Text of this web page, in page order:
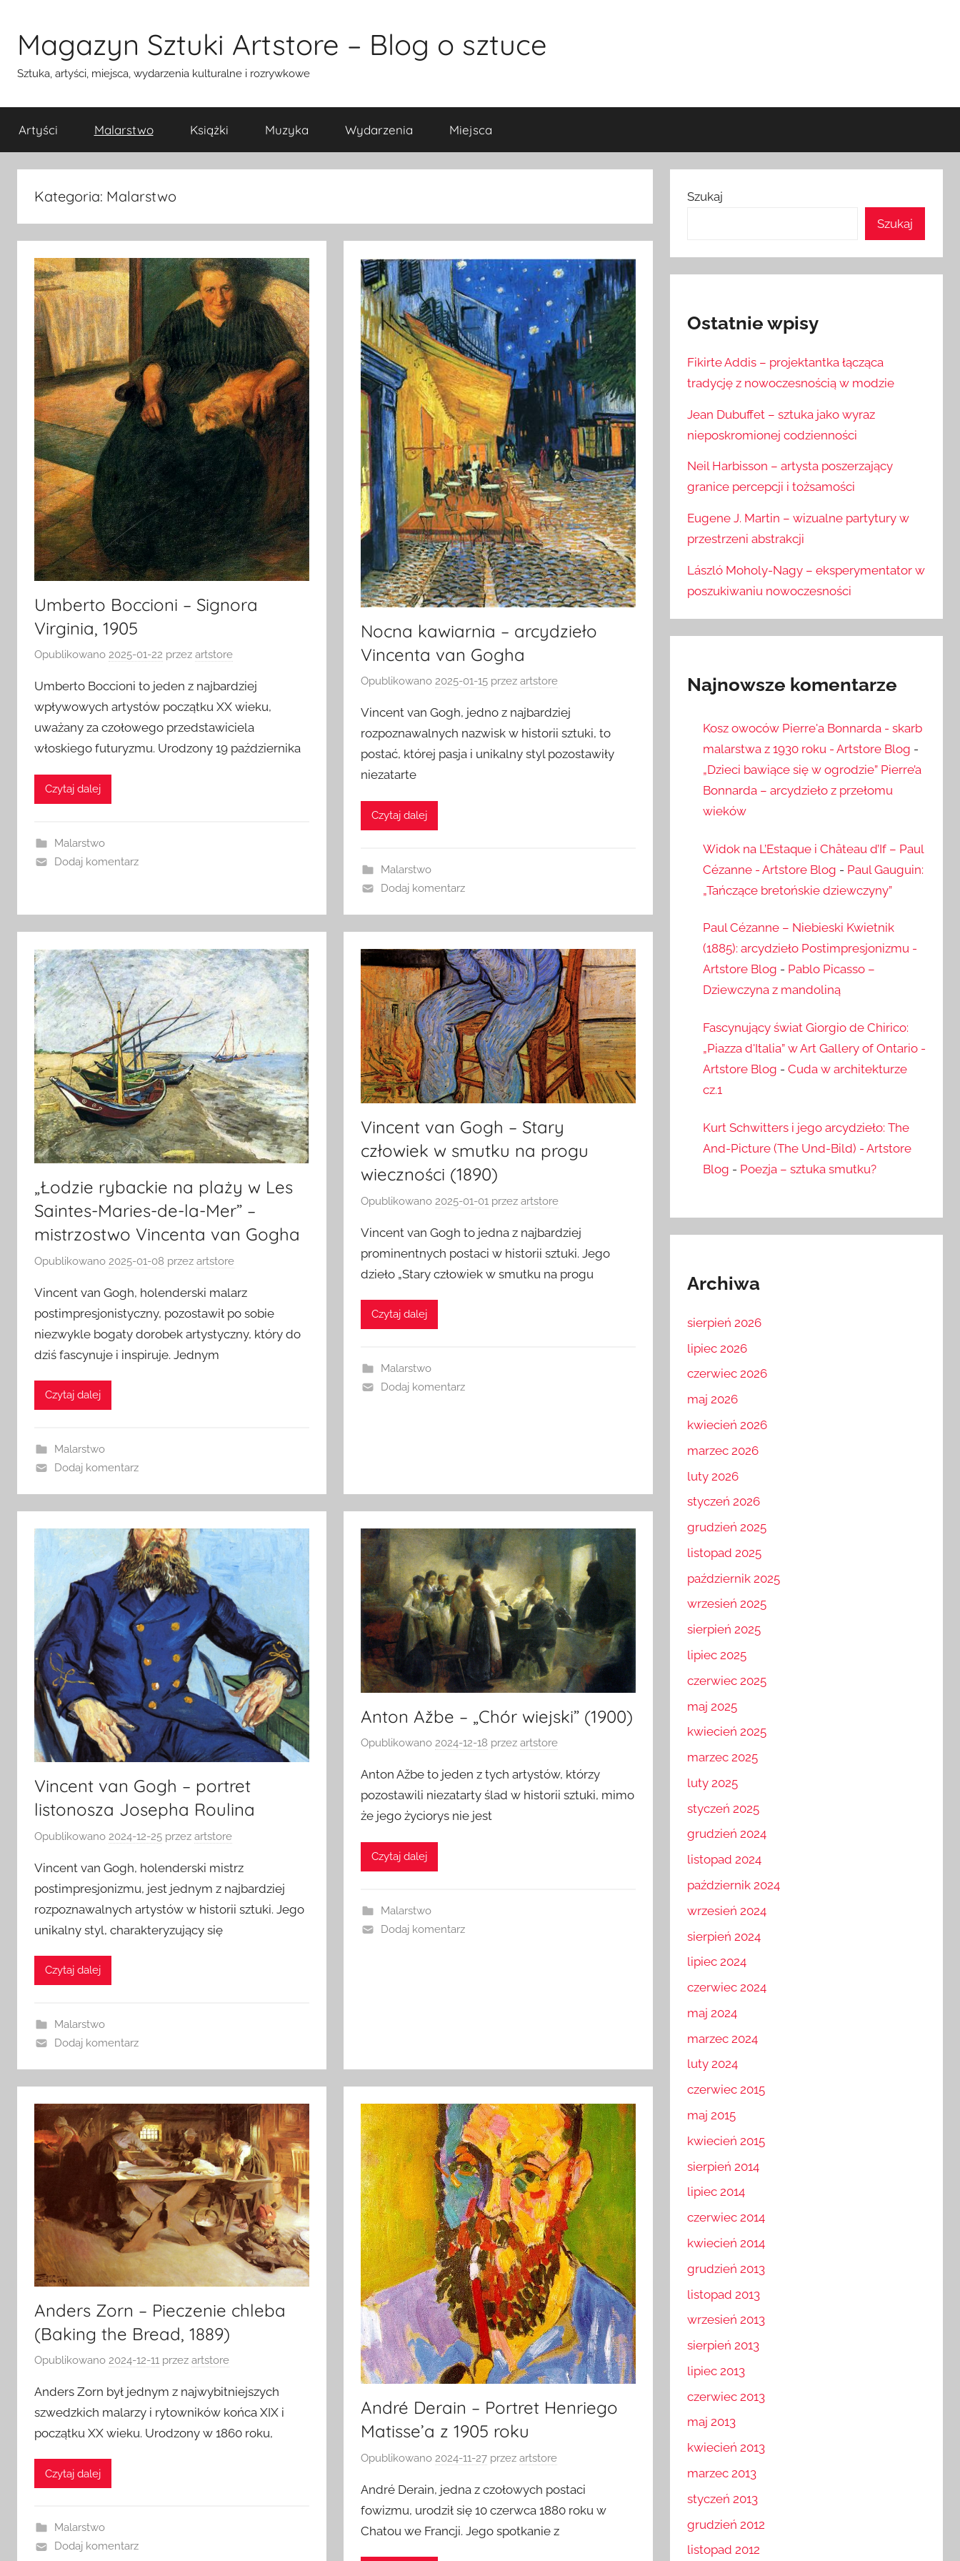
treściMagazyn Sztuki Artstore – Blog o sztuce
Sztuka, artyści, miejsca, wydarzenia kulturalne i rozrywkowe
Artyści Malarstwo Książki Muzyka Wydarzenia Miejsca
Kategoria: Malarstwo
Umberto Boccioni – Signora
Virginia, 1905
Opublikowano 2025-01-22 przez artstore
Umberto Boccioni to jeden z najbardziej
wpływowych artystów początku XX wieku,
uważany za czołowego przedstawiciela
włoskiego futuryzmu. Urodzony 19 października
Czytaj dalej
Malarstwo
Dodaj komentarz
Nocna kawiarnia – arcydzieło
Vincenta van Gogha
Opublikowano2025-01-15 przezartstore
Vincent van Gogh, jedno z najbardziej
rozpoznawalnych nazwisk w historii sztuki, to
postać, której pasja i unikalny styl pozostawiły
niezatarte
Czytaj dalej
Malarstwo
Dodaj komentarz
„Łodzie rybackie na plaży w Les
Saintes-Maries-de-la-Mer” –
mistrzostwo Vincenta van Gogha
Opublikowano 2025-01-08 przez artstore
Vincent van Gogh, holenderski malarz
postimpresjonistyczny, pozostawił po sobie
niezwykle bogaty dorobek artystyczny, który do
dziś fascynuje i inspiruje. Jednym
Czytaj dalej
Malarstwo
Dodaj komentarz
Vincent van Gogh – Stary
człowiek w smutku na progu
wieczności (1890)
Opublikowano2025-01-01 przezartstore
Vincent van Gogh to jedna z najbardziej
prominentnych postaci w historii sztuki. Jego
dzieło „Stary człowiek w smutku na progu
Czytaj dalej
Malarstwo
Dodaj komentarz
Vincent van Gogh – portret
listonosza Josepha Roulina
Opublikowano 2024-12-25 przez artstore
Vincent van Gogh, holenderski mistrz
postimpresjonizmu, jest jednym z najbardziej
rozpoznawalnych artystów w historii sztuki. Jego
unikalny styl, charakteryzujący się
Czytaj dalej
Malarstwo
Dodaj komentarz
Anton Ažbe – „Chór wiejski” (1900)
Opublikowano2024-12-18 przezartstore
Anton Ažbe to jeden z tych artystów, którzy
pozostawili niezatarty ślad w historii sztuki, mimo
że jego życiorys nie jest
Czytaj dalej
Malarstwo
Dodaj komentarz
Anders Zorn – Pieczenie chleba
(Baking the Bread, 1889)
Opublikowano 2024-12-11 przez artstore
Anders Zorn był jednym z najwybitniejszych
szwedzkich malarzy i rytowników końca XIX i
początku XX wieku. Urodzony w 1860 roku,
Czytaj dalej
Malarstwo
Dodaj komentarz
André Derain – Portret Henriego
Matisse’a z 1905 roku
Opublikowano2024-11-27 przezartstore
André Derain, jedna z czołowych postaci
fowizmu, urodził się 10 czerwca 1880 roku w
Chatou we Francji. Jego spotkanie z
Szukaj
Szukaj
Ostatnie wpisy
Fikirte Addis – projektantka łącząca
tradycję z nowoczesnością w modzie
Jean Dubuffet – sztuka jako wyraz
nieposkromionej codzienności
Neil Harbisson – artysta poszerzający
granice percepcji i tożsamości
Eugene J. Martin – wizualne partytury w
przestrzeni abstrakcji
László Moholy-Nagy – eksperymentator w
poszukiwaniu nowoczesności
Najnowsze komentarze
Kosz owoców Pierre'a Bonnarda - skarb
malarstwa z 1930 roku - Artstore Blog -
„Dzieci bawiące się w ogrodzie” Pierre’a
Bonnarda – arcydzieło z przełomu
wieków
Widok na L’Estaque i Château d’If – Paul
Cézanne - Artstore Blog - Paul Gauguin:
„Tańczące bretońskie dziewczyny”
Paul Cézanne – Niebieski Kwietnik
(1885): arcydzieło Postimpresjonizmu -
Artstore Blog - Pablo Picasso –
Dziewczyna z mandoliną
Fascynujący świat Giorgio de Chirico:
„Piazza d'Italia” w Art Gallery of Ontario -
Artstore Blog - Cuda w architekturze
cz.1
Kurt Schwitters i jego arcydzieło: The
And-Picture (The Und-Bild) - Artstore
Blog - Poezja – sztuka smutku?
Archiwa
sierpień 2026
lipiec 2026
czerwiec 2026
maj 2026
kwiecień 2026
marzec 2026
luty 2026
styczeń 2026
grudzień 2025
listopad 2025
październik 2025
wrzesień 2025
sierpień 2025
lipiec 2025
czerwiec 2025
maj 2025
kwiecień 2025
marzec 2025
luty 2025
styczeń 2025
grudzień 2024
listopad 2024
październik 2024
wrzesień 2024
sierpień 2024
lipiec 2024
czerwiec 2024
maj 2024
marzec 2024
luty 2024
czerwiec 2015
maj 2015
kwiecień 2015
sierpień 2014
lipiec 2014
czerwiec 2014
kwiecień 2014
grudzień 2013
listopad 2013
wrzesień 2013
sierpień 2013
lipiec 2013
czerwiec 2013
maj 2013
kwiecień 2013
marzec 2013
styczeń 2013
grudzień 2012
listopad 2012